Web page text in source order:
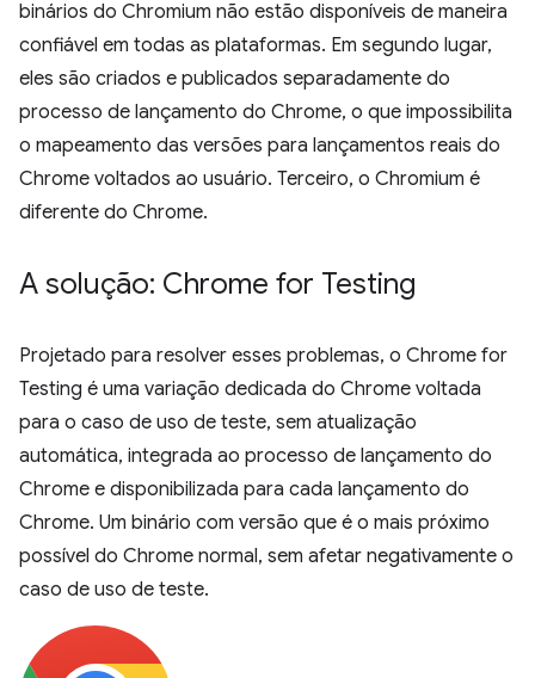
binários do Chromium não estão disponíveis de maneira
confiável em todas as plataformas. Em segundo lugar,
eles são criados e publicados separadamente do
processo de lançamento do Chrome, o que impossibilita
o mapeamento das versões para lançamentos reais do
Chrome voltados ao usuário. Terceiro, o Chromium é
diferente do Chrome.
A solução: Chrome for Testing
Projetado para resolver esses problemas, o Chrome for
Testing é uma variação dedicada do Chrome voltada
para o caso de uso de teste, sem atualização
automática, integrada ao processo de lançamento do
Chrome e disponibilizada para cada lançamento do
Chrome. Um binário com versão que é o mais próximo
possível do Chrome normal, sem afetar negativamente o
caso de uso de teste.